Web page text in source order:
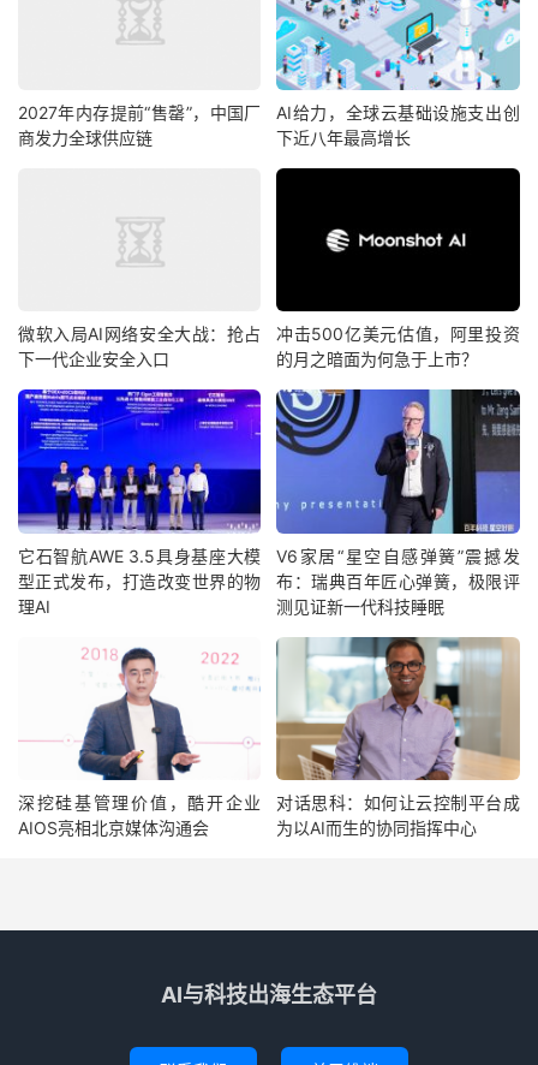
2027年内存提前“售罄”，中国厂
商发力全球供应链
AI给力，全球云基础设施支出创
下近八年最高增长
微软入局AI网络安全大战：抢占
下一代企业安全入口
冲击500亿美元估值，阿里投资
的月之暗面为何急于上市？
它石智航AWE 3.5具身基座大模
型正式发布，打造改变世界的物
理AI
V6家居“星空自感弹簧”震撼发
布：瑞典百年匠心弹簧，极限评
测见证新一代科技睡眠
深挖硅基管理价值，酷开企业
AIOS亮相北京媒体沟通会
对话思科：如何让云控制平台成
为以AI而生的协同指挥中心
AI与科技出海生态平台